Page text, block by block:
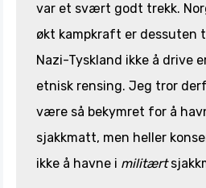
var et svært godt trekk.
økt kampkraft er dessuten
Nazi-Tyskland ikke å drive
etnisk rensing. Jeg tror
være så bekymret for å
sjakkmatt, men heller
ikke å havne i militært